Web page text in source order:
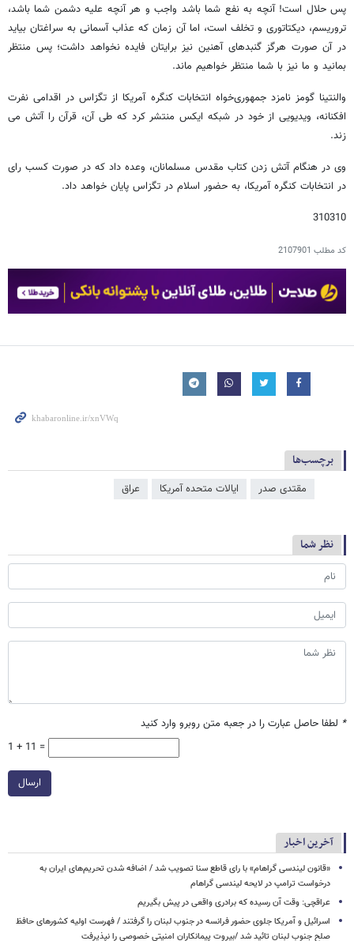
پس حلال است! آنچه به نفع شما باشد واجب و هر آنچه علیه دشمن شما باشد،
تروریسم، دیکتاتوری و تخلف است، اما آن زمان که عذاب آسمانی به سراغتان بیاید
در آن صورت هرگز گنبدهای آهنین نیز برایتان فایده نخواهد داشت؛ پس منتظر
بمانید و ما نیز با شما منتظر خواهیم ماند.
والنتینا گومز نامزد جمهوری‌خواه انتخابات کنگره آمریکا از تگزاس در اقدامی نفرت
افکنانه، ویدیویی از خود در شبکه ایکس منتشر کرد که طی آن، قرآن را آتش می
زند.
وی در هنگام آتش زدن کتاب مقدس مسلمانان، وعده داد که در صورت کسب رای
در انتخابات کنگره آمریکا، به حضور اسلام در تگزاس پایان خواهد داد.
310310
کد مطلب 2107901
برچسب‌ها
مقتدی صدر ایالات متحده آمریکا عراق
نظر شما
* لطفا حاصل عبارت را در جعبه متن روبرو وارد کنید
1 + 11 =
ارسال
آخرین اخبار
«قانون لیندسی گراهام» با رای قاطع سنا تصویب شد / اضافه شدن تحریم‌های ایران به
درخواست ترامپ در لایحه لیندسی گراهام
عراقچی: وقت آن رسیده که برادری واقعی در پیش بگیریم
اسرائیل و آمریکا جلوی حضور فرانسه در جنوب لبنان را گرفتند / فهرست اولیه کشورهای حافظ
صلح جنوب لبنان تائید شد /بیروت پیمانکاران امنیتی خصوصی را نپذیرفت